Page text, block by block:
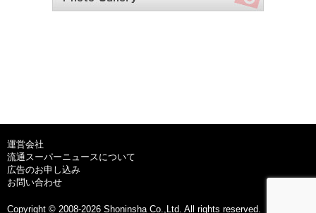
運営会社
流通スーパーニュースについて
広告のお申し込み
お問い合わせ
Copyright © 2008-2026 Shoninsha Co.,Ltd. All rights reserved.